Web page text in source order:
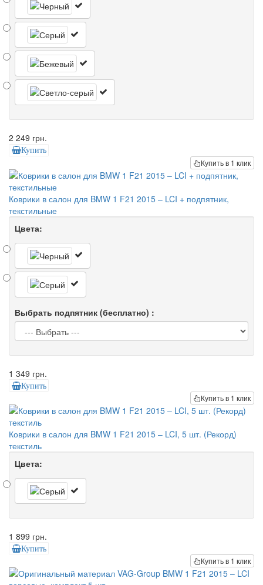
2 249 грн.
Купить
Купить в 1 клик
Коврики в салон для BMW 1 F21 2015 – LCI + подпятник,
текстильные
Цвета:
Выбрать подпятник (бесплатно) :
1 349 грн.
Купить
Купить в 1 клик
Коврики в салон для BMW 1 F21 2015 – LCI, 5 шт. (Рекорд)
текстиль
Цвета:
1 899 грн.
Купить
Купить в 1 клик